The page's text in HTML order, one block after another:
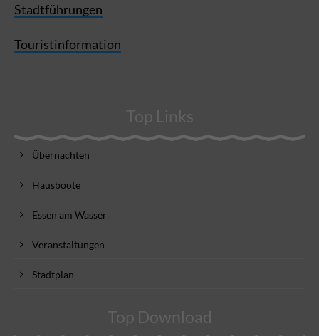
Stadtführungen
Touristinformation
Top Links
Übernachten
Hausboote
Essen am Wasser
Veranstaltungen
Stadtplan
Top Download